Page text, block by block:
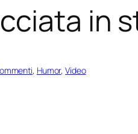
in
, Humor, Video